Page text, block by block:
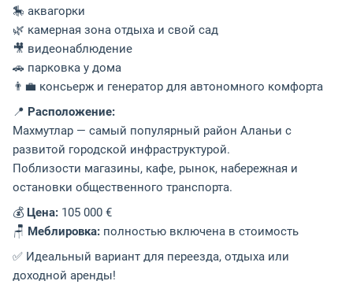
🎠 аквагорки
🌿 камерная зона отдыха и свой сад
🎥 видеонаблюдение
🚗 парковка у дома
👨‍💼 консьерж и генератор для автономного комфорта
📍 Расположение:
Махмутлар — самый популярный район Аланьи с
развитой городской инфраструктурой.
Поблизости магазины, кафе, рынок, набережная и
остановки общественного транспорта.
💰 Цена: 105 000 €
🪑 Меблировка: полностью включена в стоимость
✅ Идеальный вариант для переезда, отдыха или
доходной аренды!